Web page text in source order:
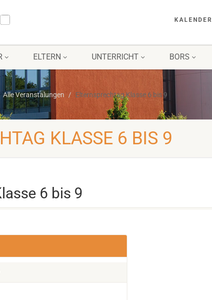
KALENDER
ELTERN UNTERRICHT BORS
Alle Veranstalungen Elternsprechtag Klasse 6 bis 9
KLASSE 6 BIS 9
6 bis 9